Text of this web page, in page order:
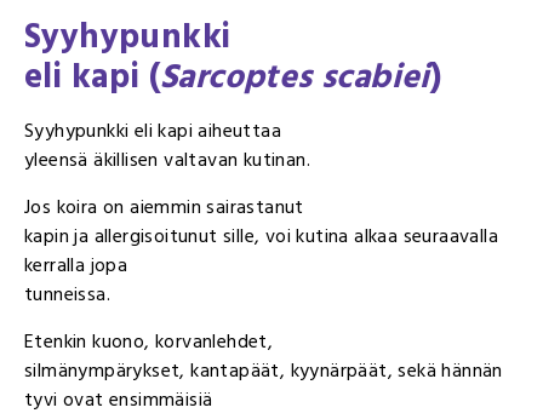
Syyhypunkki
eli kapi (Sarcoptes scabiei)
Syyhypunkki eli kapi aiheuttaa
yleensä äkillisen valtavan kutinan.
Jos koira on aiemmin sairastanut
kapin ja allergisoitunut sille, voi kutina alkaa seuraavalla
kerralla jopa
tunneissa.
Etenkin kuono, korvanlehdet,
silmänympärykset, kantapäät, kyynärpäät, sekä hännän
tyvi ovat ensimmäisiä